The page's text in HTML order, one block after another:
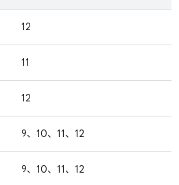
12
11
12
9、10、11、12
9、10、11、12